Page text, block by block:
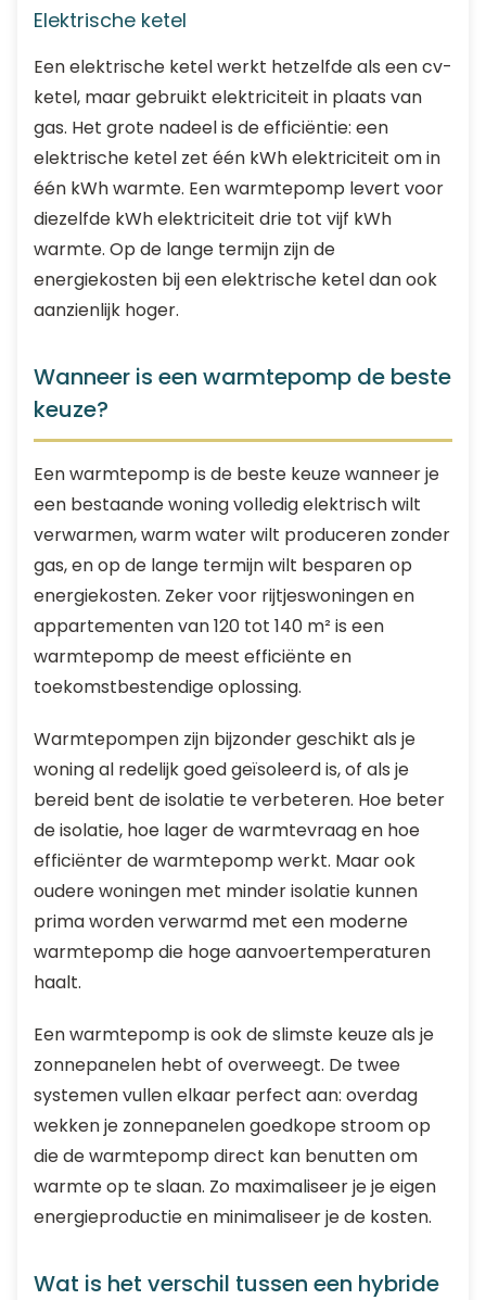
Elektrische ketel
Een elektrische ketel werkt hetzelfde als een cv-
ketel, maar gebruikt elektriciteit in plaats van
gas. Het grote nadeel is de efficiëntie: een
elektrische ketel zet één kWh elektriciteit om in
één kWh warmte. Een warmtepomp levert voor
diezelfde kWh elektriciteit drie tot vijf kWh
warmte. Op de lange termijn zijn de
energiekosten bij een elektrische ketel dan ook
aanzienlijk hoger.
Wanneer is een warmtepomp de beste
keuze?
Een warmtepomp is de beste keuze wanneer je
een bestaande woning volledig elektrisch wilt
verwarmen, warm water wilt produceren zonder
gas, en op de lange termijn wilt besparen op
energiekosten. Zeker voor rijtjeswoningen en
appartementen van 120 tot 140 m² is een
warmtepomp de meest efficiënte en
toekomstbestendige oplossing.
Warmtepompen zijn bijzonder geschikt als je
woning al redelijk goed geïsoleerd is, of als je
bereid bent de isolatie te verbeteren. Hoe beter
de isolatie, hoe lager de warmtevraag en hoe
efficiënter de warmtepomp werkt. Maar ook
oudere woningen met minder isolatie kunnen
prima worden verwarmd met een moderne
warmtepomp die hoge aanvoertemperaturen
haalt.
Een warmtepomp is ook de slimste keuze als je
zonnepanelen hebt of overweegt. De twee
systemen vullen elkaar perfect aan: overdag
wekken je zonnepanelen goedkope stroom op
die de warmtepomp direct kan benutten om
warmte op te slaan. Zo maximaliseer je je eigen
energieproductie en minimaliseer je de kosten.
Wat is het verschil tussen een hybride